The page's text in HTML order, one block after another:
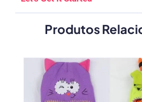
Produtos